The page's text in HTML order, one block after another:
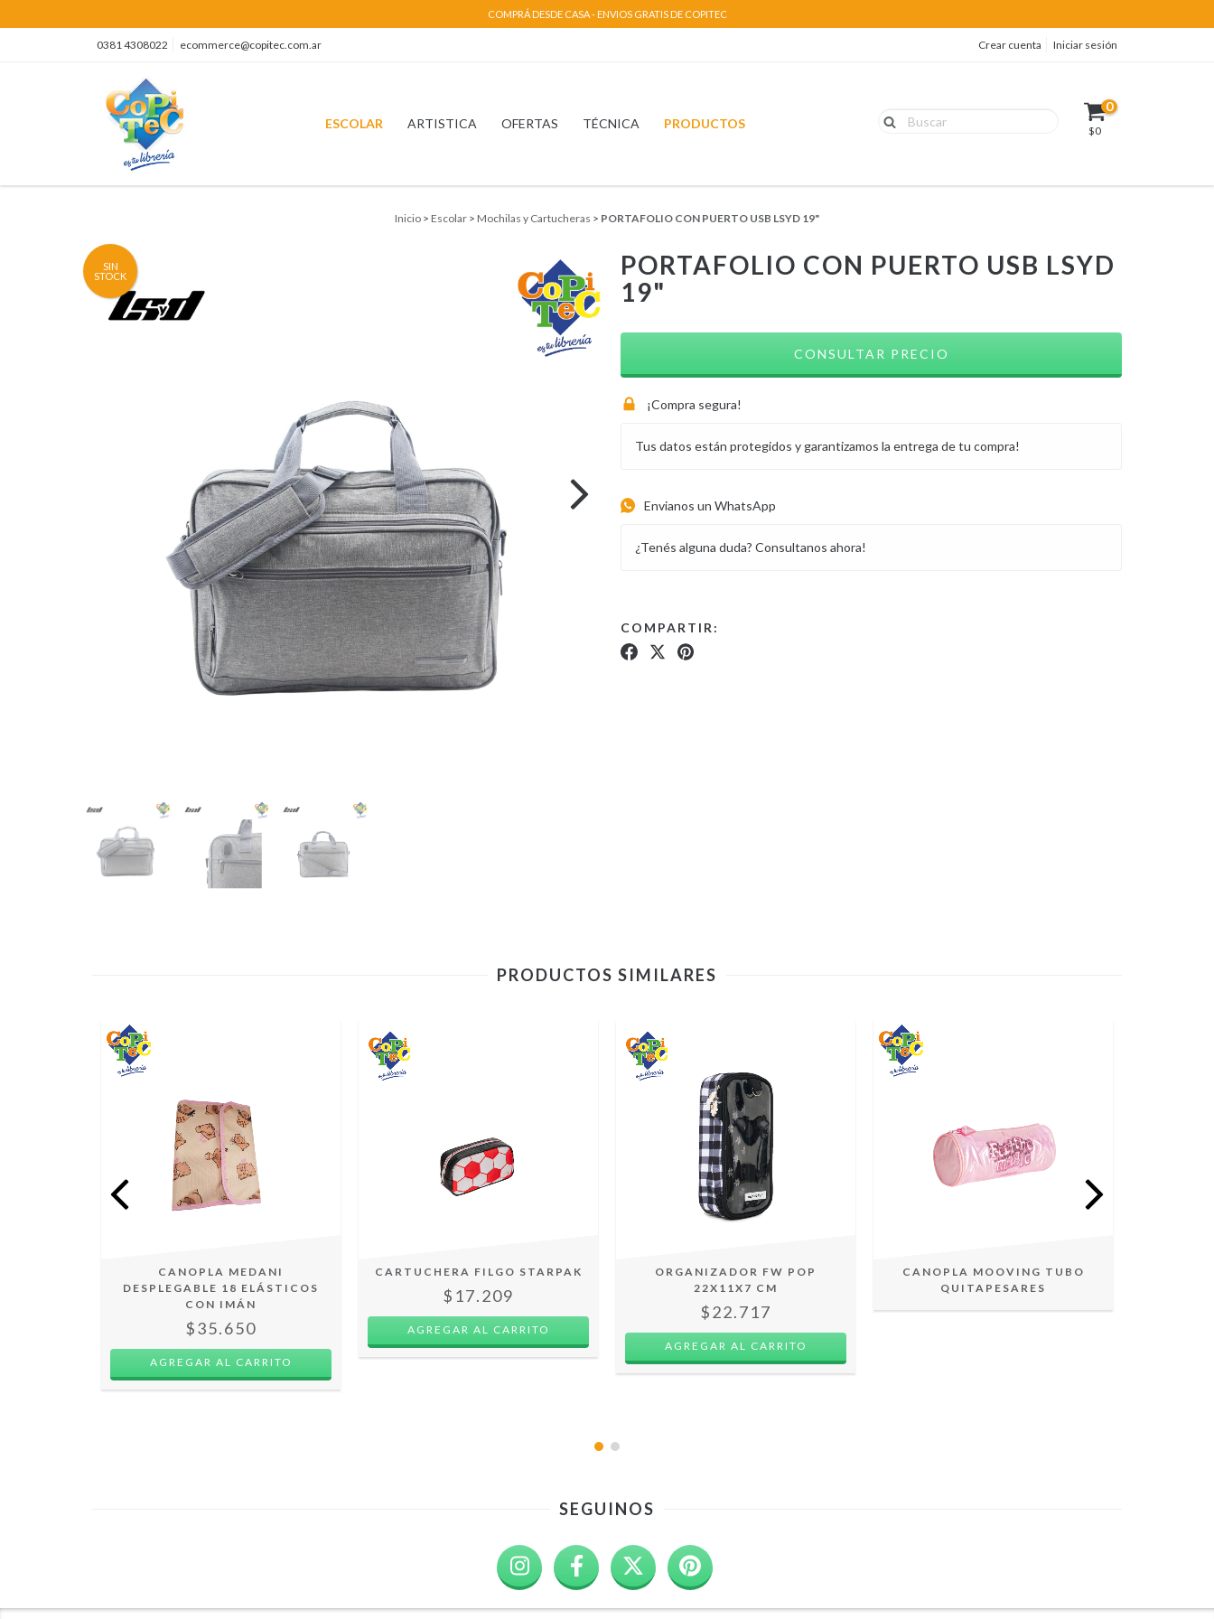
COMPRÁ DESDE CASA - ENVIOS GRATIS DE COPITEC
0381 4308022 ecommerce@copitec.com.ar Crear cuenta Iniciar sesión
ESCOLAR ARTISTICA OFERTAS TÉCNICA PRODUCTOS
0
$0
Inicio > Escolar > Mochilas y Cartucheras > PORTAFOLIO CON PUERTO USB LSYD 19"
SIN
STOCK
PORTAFOLIO CON PUERTO USB LSYD
19"
¡Compra segura!
Tus datos están protegidos y garantizamos la entrega de tu compra!
Envianos un WhatsApp
¿Tenés alguna duda? Consultanos ahora!
COMPARTIR:
PRODUCTOS SIMILARES
CANOPLA MEDANI
DESPLEGABLE 18 ELÁSTICOS
CON IMÁN
$35.650
CARTUCHERA FILGO STARPAK
$17.209
ORGANIZADOR FW POP
22X11X7 CM
$22.717
CANOPLA MOOVING TUBO
QUITAPESARES
SEGUINOS